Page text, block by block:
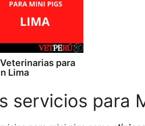
para
Lima
servicios para